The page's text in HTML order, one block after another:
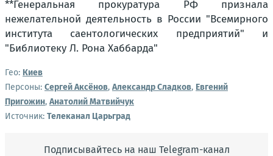
**Генеральная прокуратура РФ признала
нежелательной деятельность в России "Всемирного
института саентологических предприятий" и
"Библиотеку Л. Рона Хаббарда"
Гео: Киев
Персоны: Сергей Аксёнов, Александр Сладков, Евгений
Пригожин, Анатолий Матвийчук
Источник: Телеканал Царьград
Подписывайтесь на наш Telegram-канал